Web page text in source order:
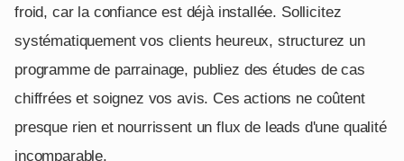
froid, car la confiance est déjà installée. Sollicitez
systématiquement vos clients heureux, structurez un
programme de parrainage, publiez des études de cas
chiffrées et soignez vos avis. Ces actions ne coûtent
presque rien et nourrissent un flux de leads d'une qualité
incomparable.